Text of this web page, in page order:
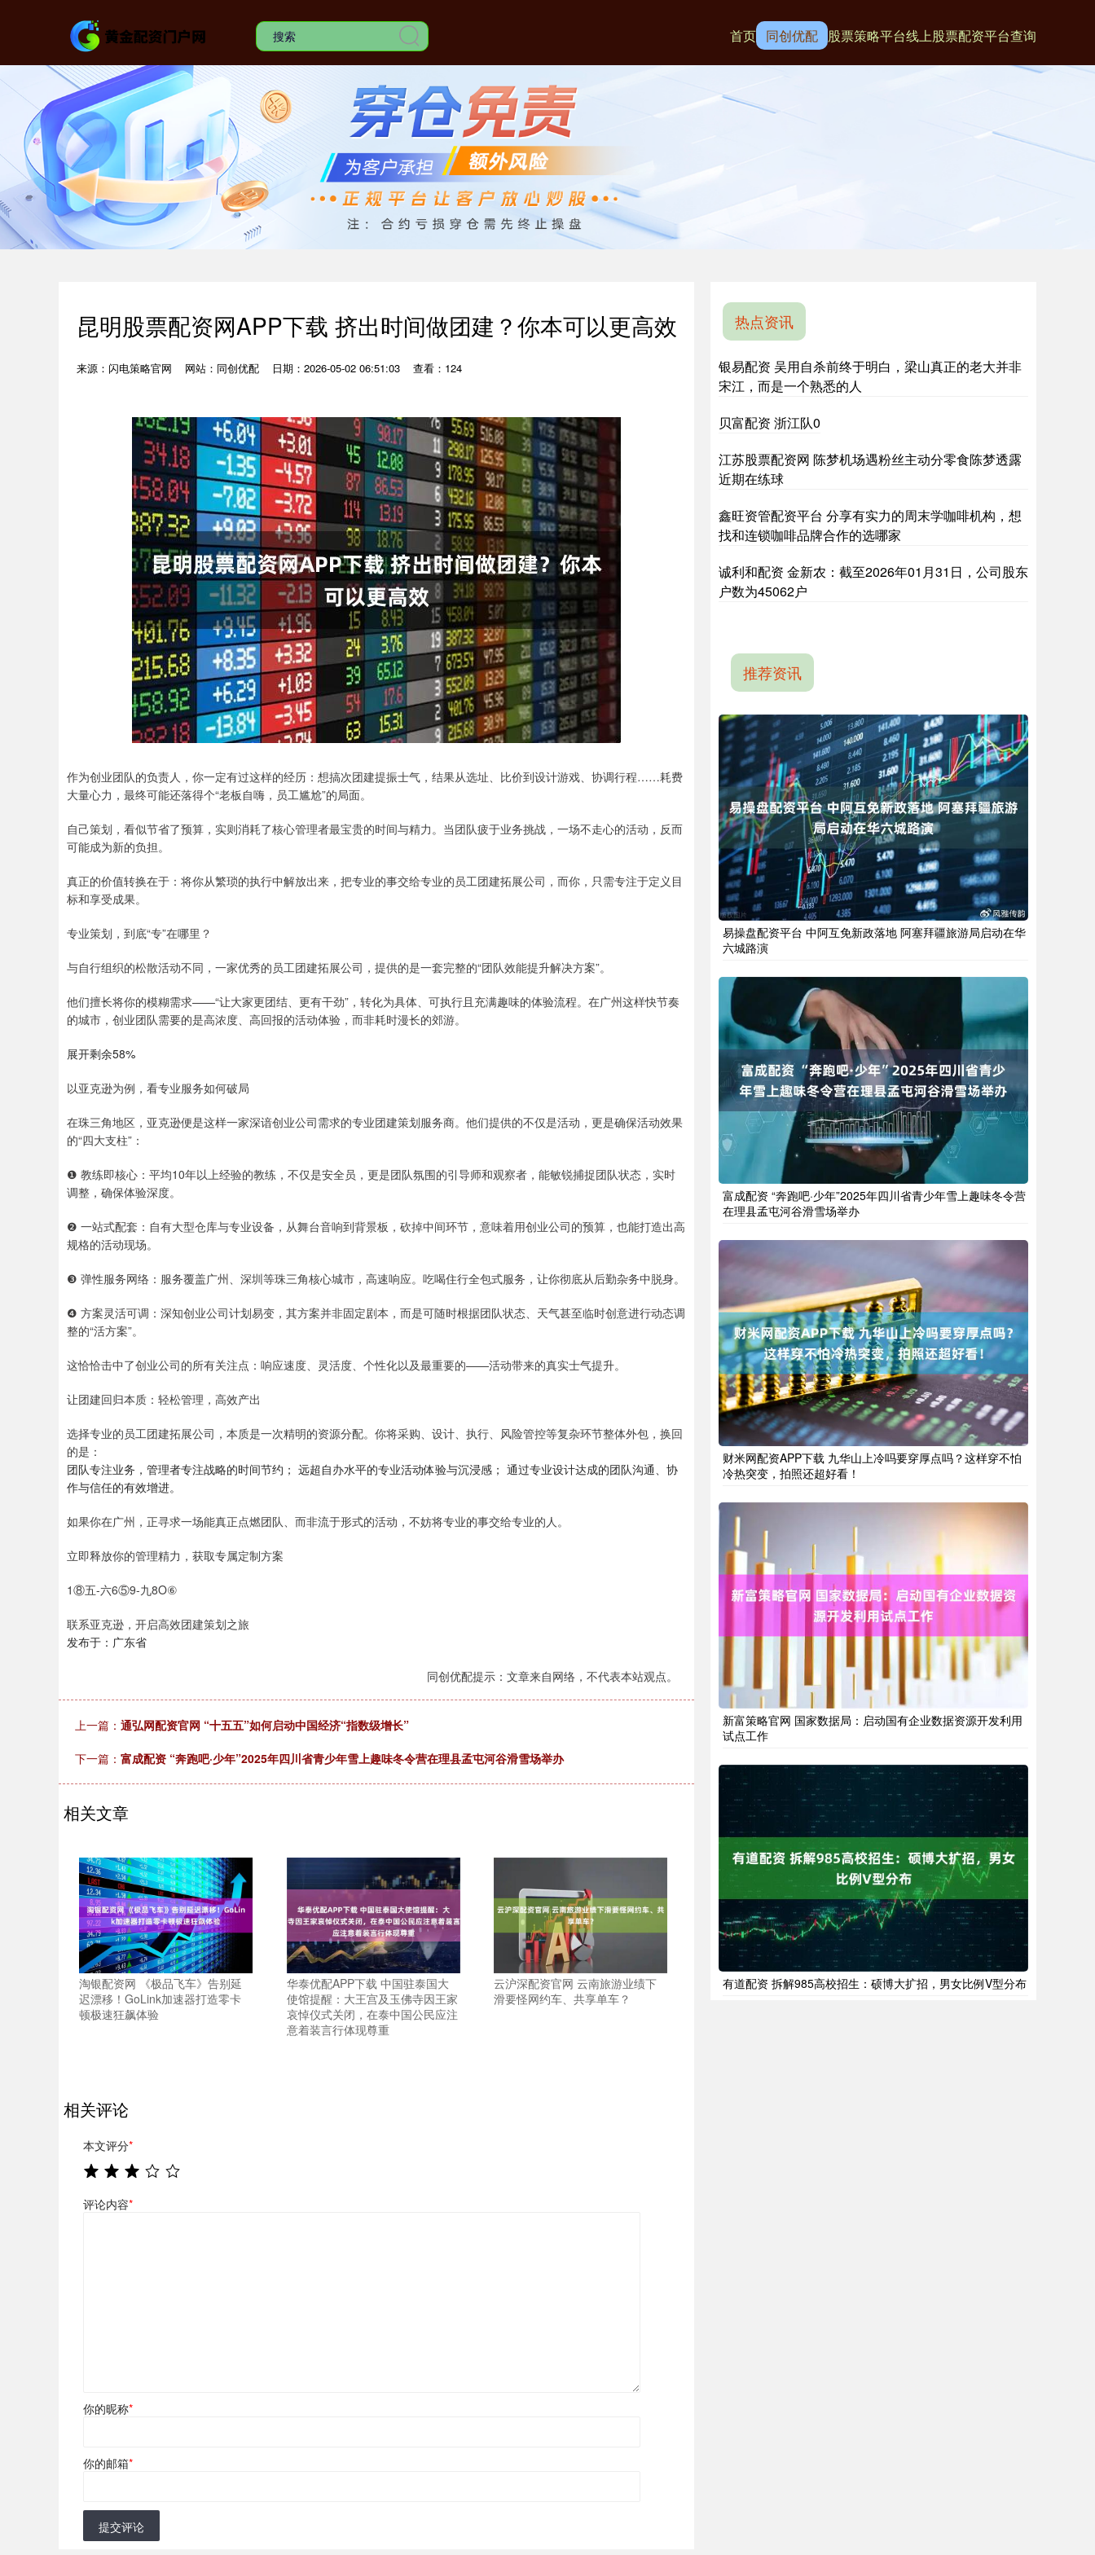
首页 同创优配 股票策略平台线上股票配资平台查询
昆明股票配资网APP下载 挤出时间做团建？你本可以更高效
来源：闪电策略官网 网站：同创优配 日期：2026-05-02 06:51:03 查看：124
作为创业团队的负责人，你一定有过这样的经历：想搞次团建提振士气，结果从选址、比价到设计游戏、协调行程……耗费
大量心力，最终可能还落得个“老板自嗨，员工尴尬”的局面。
自己策划，看似节省了预算，实则消耗了核心管理者最宝贵的时间与精力。当团队疲于业务挑战，一场不走心的活动，反而
可能成为新的负担。
真正的价值转换在于：将你从繁琐的执行中解放出来，把专业的事交给专业的员工团建拓展公司，而你，只需专注于定义目
标和享受成果。
专业策划，到底“专”在哪里？
与自行组织的松散活动不同，一家优秀的员工团建拓展公司，提供的是一套完整的“团队效能提升解决方案”。
他们擅长将你的模糊需求——“让大家更团结、更有干劲”，转化为具体、可执行且充满趣味的体验流程。在广州这样快节奏
的城市，创业团队需要的是高浓度、高回报的活动体验，而非耗时漫长的郊游。
展开剩余58%
以亚克逊为例，看专业服务如何破局
在珠三角地区，亚克逊便是这样一家深谙创业公司需求的专业团建策划服务商。他们提供的不仅是活动，更是确保活动效果
的“四大支柱”：
❶ 教练即核心：平均10年以上经验的教练，不仅是安全员，更是团队氛围的引导师和观察者，能敏锐捕捉团队状态，实时
调整，确保体验深度。
❷ 一站式配套：自有大型仓库与专业设备，从舞台音响到背景板，砍掉中间环节，意味着用创业公司的预算，也能打造出高
规格的活动现场。
❸ 弹性服务网络：服务覆盖广州、深圳等珠三角核心城市，高速响应。吃喝住行全包式服务，让你彻底从后勤杂务中脱身。
❹ 方案灵活可调：深知创业公司计划易变，其方案并非固定剧本，而是可随时根据团队状态、天气甚至临时创意进行动态调
整的“活方案”。
这恰恰击中了创业公司的所有关注点：响应速度、灵活度、个性化以及最重要的——活动带来的真实士气提升。
让团建回归本质：轻松管理，高效产出
选择专业的员工团建拓展公司，本质是一次精明的资源分配。你将采购、设计、执行、风险管控等复杂环节整体外包，换回
的是：
团队专注业务，管理者专注战略的时间节约； 远超自办水平的专业活动体验与沉浸感； 通过专业设计达成的团队沟通、协
作与信任的有效增进。
如果你在广州，正寻求一场能真正点燃团队、而非流于形式的活动，不妨将专业的事交给专业的人。
立即释放你的管理精力，获取专属定制方案
1⑧五-六6⑤9-九8O⑥
联系亚克逊，开启高效团建策划之旅
发布于：广东省
同创优配提示：文章来自网络，不代表本站观点。
上一篇： 通弘网配资官网 “十五五”如何启动中国经济“指数级增长”
下一篇： 富成配资 “奔跑吧·少年”2025年四川省青少年雪上趣味冬令营在理县孟屯河谷滑雪场举办
相关文章
淘银配资网 《极品飞车》告别延
迟漂移！GoLink加速器打造零卡
顿极速狂飙体验
华泰优配APP下载 中国驻泰国大
使馆提醒：大王宫及玉佛寺因王家
哀悼仪式关闭，在泰中国公民应注
意着装言行体现尊重
云沪深配资官网 云南旅游业绩下
滑要怪网约车、共享单车？
相关评论
本文评分*
评论内容*
你的昵称*
你的邮箱*
提交评论
热点资讯
银易配资 吴用自杀前终于明白，梁山真正的老大并非
宋江，而是一个熟悉的人
贝富配资 浙江队0
江苏股票配资网 陈梦机场遇粉丝主动分零食陈梦透露
近期在练球
鑫旺资管配资平台 分享有实力的周末学咖啡机构，想
找和连锁咖啡品牌合作的选哪家
诚利和配资 金新农：截至2026年01月31日，公司股东
户数为45062户
推荐资讯
易操盘配资平台 中阿互免新政落地 阿塞拜疆旅游局启动在华
六城路演
富成配资 “奔跑吧·少年”2025年四川省青少年雪上趣味冬令营
在理县孟屯河谷滑雪场举办
财米网配资APP下载 九华山上冷吗要穿厚点吗？这样穿不怕
冷热突变，拍照还超好看！
新富策略官网 国家数据局：启动国有企业数据资源开发利用
试点工作
有道配资 拆解985高校招生：硕博大扩招，男女比例V型分布